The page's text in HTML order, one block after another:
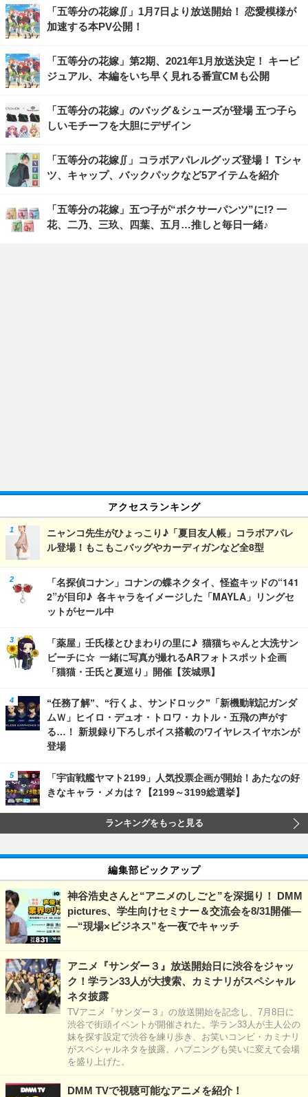
「五等分の花嫁∬」1月7日より放送開始！ 恋愛模様が
加速する本PV公開！
「五等分の花嫁」第2期、2021年1月放送決定！ キービ
ジュアル、本編をいち早く見れる番宣CMも公開
「五等分の花嫁」のバッグ＆シューズが登場 五つ子ら
しいモチーフを大胆にデザイン
「五等分の花嫁∬」コラボアパレルグッズ登場！ Tシャ
ツ、キャップ、バックパックなど5アイテムを紹介
「五等分の花嫁」五つ子が“ボクサーパンツ”に!? 一
花、二乃、三玖、四葉、五月…推しと毎日一緒♪
アクセスランキング
ニャンコ先生がひょっこり♪「夏目友人帳」コラボアパレ
ル登場！もこもこバッグやカーディガンなど全8型
「名探偵コナン」コナンの蝶ネクタイ、怪盗キッドの“141
2”が目印♪ 各キャラをイメージした「MAYLA」リングセ
ットがセール中
「薬屋」壬氏様とひまわりの里に♪ 猫猫ちゃんと大洗サン
ビーチに☆ 一緒に写真が撮れるARフォトスポット企画
「猫猫・壬氏と夏巡り」開催【茨城県】
“任務了解”、“行くよ、サンドロック”「新機動戦記ガンダ
ムＷ」ヒイロ・デュオ・トロワ・カトル・五飛の声がす
る…！ 新規録り下ろしボイス搭載のワイヤレスイヤホンが
登場
「宇宙戦艦ヤマト2199」人気投票企画が開始！あたなの好
きなキャラ・メカは？【2199～3199総選挙】
ランキングをもっと見る
編集部ピックアップ
神谷浩史さんと“アニメのしごと”を深掘り！ DMM
pictures、学生向けセミナー＆交流会を8/31開催―
―“現場×ビジネス”を一夜でキャッチ
アニメ『サンダー３』放送開始日に渋谷をジャッ
ク！学ラン33人が大捜索、カミナリがスペシャル
ネタ披露
TVアニメ『サンダー３』の放送開始を記念し、7月8日に
渋谷で街頭イベントが開催された。学ラン33人が主人公の
妹を探す設定で渋谷を練り歩き、お笑いコンビ・カミナリ
がスペシャルネタを披露。ハプニングも笑いに変えて会場
を盛り上げた。
DMM TVで視聴可能なアニメを紹介！